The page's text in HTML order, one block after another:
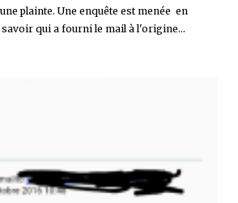
plainte. Une enquête est menée en
qui a fourni le mail à l'origine...